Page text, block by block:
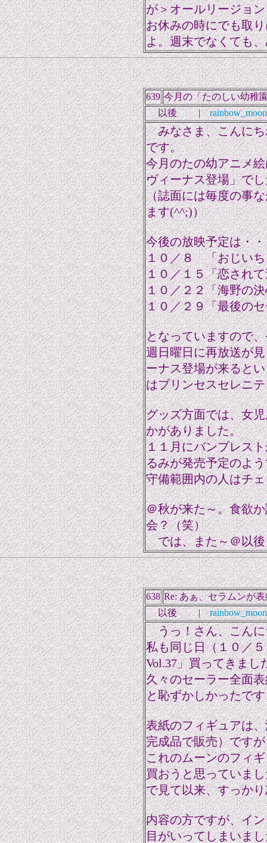
が＞オールリージョ
お休みの時にでも取
よ。週末でなくても
639 今月の「たのしい幼稚
以後 |
みなさま、こんにち
です。
今月のたの幼アニメ
ヴィーナス登場」で
（誌面には毎度の事
ます(^^;)）
今後の放映予定は・
１０／８ 「おじいち
１０／１５「恋され
１０／２２「海野の
１０／２９「最後の
となっていますので
週日曜日に再放送が
ーナス登場が来ると
はプリンセスセレニ
グッズ方面では、女
かがありました。
１１月にバンプレス
るみが発売予定のよ
守備範囲内の人はチ
＠秋が来た～。食欲
会？（笑）
では、また～＠以後
638 Re: あぁ、セラムンが
以後 |
うっ！さん、こんに
私も同じ日（１０／
Vol.37」買ってきまし
久々のセーラー全面
と恥ずかしかったで
表紙のフィギュアは
完成品で販売）ですが
これのムーンのフィ
買おうと思っていま
で見て以来、すっか
内容の方ですが、イ
目がいってしまいま